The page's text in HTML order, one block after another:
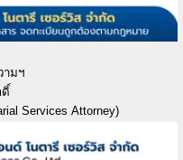
ามฯ
Services Attorney)